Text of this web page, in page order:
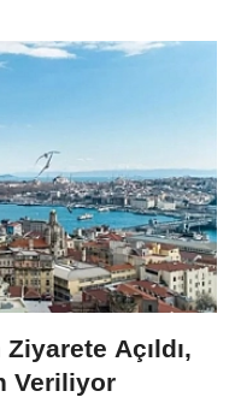
Açıldı,
Veriliyor